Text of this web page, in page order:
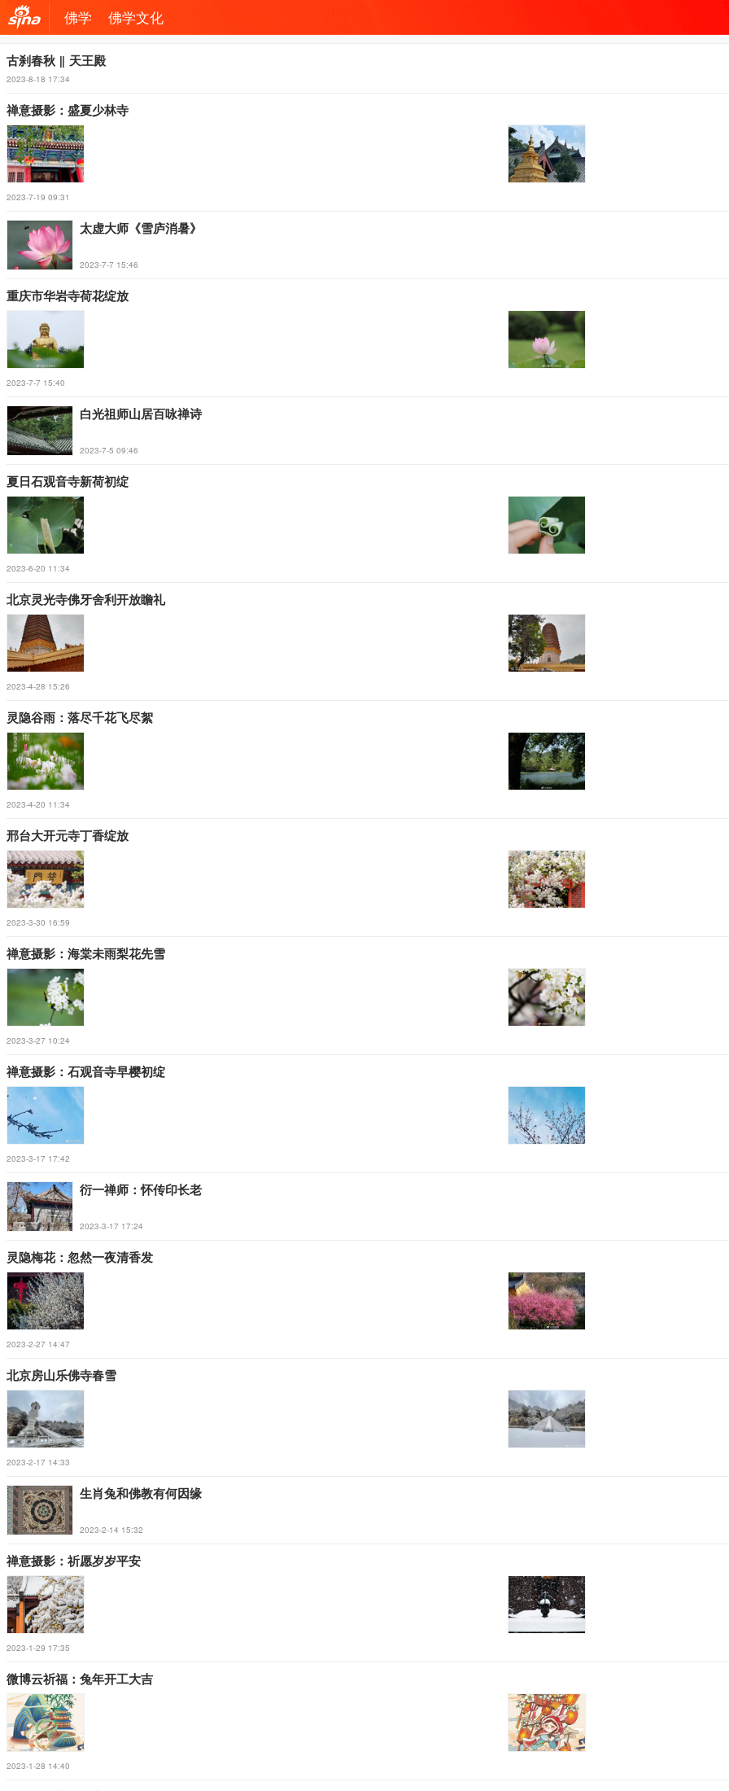
机新
佛学 佛学文化
古刹春秋 ‖ 天王殿
2023-8-18 17:34
禅意摄影：盛夏少林寺
2023-7-19 09:31
太虚大师《雪庐消暑》
2023-7-7 15:46
重庆市华岩寺荷花绽放
2023-7-7 15:40
白光祖师山居百咏禅诗
2023-7-5 09:46
夏日石观音寺新荷初绽
2023-6-20 11:34
北京灵光寺佛牙舍利开放瞻礼
2023-4-28 15:26
灵隐谷雨：落尽千花飞尽絮
2023-4-20 11:34
邢台大开元寺丁香绽放
2023-3-30 16:59
禅意摄影：海棠未雨梨花先雪
2023-3-27 10:24
禅意摄影：石观音寺早樱初绽
2023-3-17 17:42
衍一禅师：怀传印长老
2023-3-17 17:24
灵隐梅花：忽然一夜清香发
2023-2-27 14:47
北京房山乐佛寺春雪
2023-2-17 14:33
生肖兔和佛教有何因缘
2023-2-14 15:32
禅意摄影：祈愿岁岁平安
2023-1-29 17:35
微博云祈福：兔年开工大吉
2023-1-28 14:40